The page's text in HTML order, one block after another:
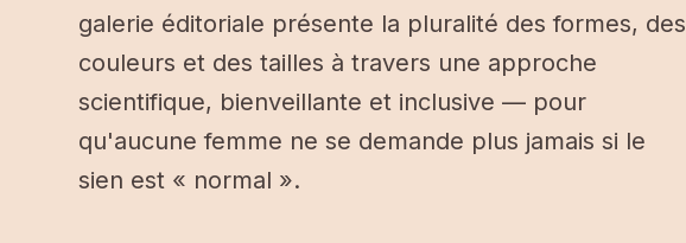
galerie éditoriale présente la pluralité des formes, des
couleurs et des tailles à travers une approche
scientifique, bienveillante et inclusive — pour
qu'aucune femme ne se demande plus jamais si le
sien est « normal ».